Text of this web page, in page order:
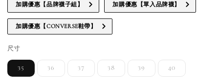
加購優惠【品牌襪子組】 加購優惠【單入品牌襪】
加購優惠【CONVERSE鞋帶】
尺寸
35 36 37 38 39 40